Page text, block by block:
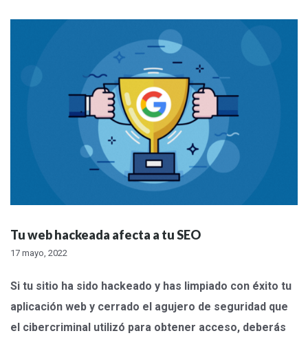
Tu web hackeada afecta a tu SEO
17 mayo, 2022
Si tu sitio ha sido hackeado y has limpiado con éxito tu
aplicación web y cerrado el agujero de seguridad que
el cibercriminal utilizó para obtener acceso, deberás